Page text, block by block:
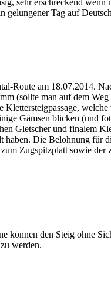
gelungener Tag auf
Route am 18.07.2014.
(sollte man auf dem
Gämsen blicken (und
Gletscher und finalem
Die Belohnung
Zugspitzplatt sowie
können den Steig ohne
werden.